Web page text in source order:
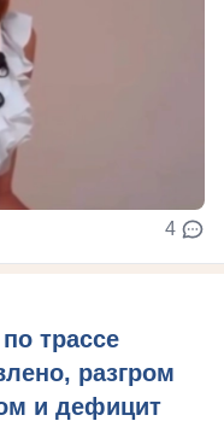
4
трассе
разгром
и дефицит